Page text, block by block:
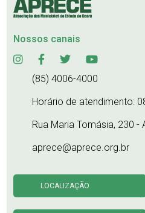
Nossos canais
(85) 4006-4000
Horário de atendimento:
Rua Maria Tomásia, 230 -
aprece@aprece.org.br
LOCALIZAÇÃO